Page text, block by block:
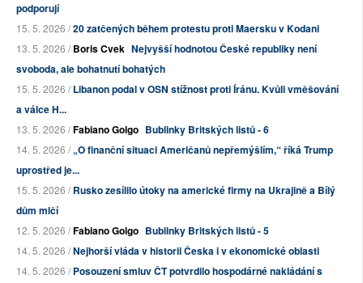
podporují
15. 5. 2026 /20 zatčených během protestu proti Maersku v Kodani
13. 5. 2026 /Boris Cvek Nejvyšší hodnotou České republiky není
svoboda, ale bohatnutí bohatých
15. 5. 2026 /Libanon podal v OSN stížnost proti Íránu. Kvůli vměšování
a válce H...
13. 5. 2026 /Fabiano Golgo Bublinky Britských listů - 6
14. 5. 2026 /„O finanční situaci Američanů nepřemýšlím,“ říká Trump
uprostřed je...
15. 5. 2026 /Rusko zesílilo útoky na americké firmy na Ukrajině a Bílý
dům mlčí
12. 5. 2026 /Fabiano Golgo Bublinky Britských listů - 5
14. 5. 2026 /Nejhorší vláda v historii Česka i v ekonomické oblasti
14. 5. 2026 /Posouzení smluv ČT potvrdilo hospodárné nakládání s